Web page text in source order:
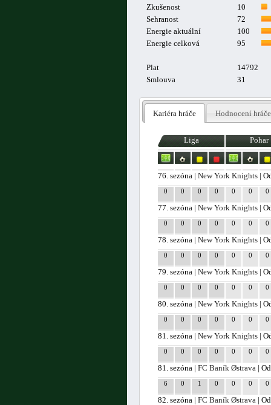
Zkušenost
10
Sehranost
72
Energie aktuální
100
Energie celková
95
Plat
14792
Smlouva
31
Kariéra hráče Hodnocení hráče
Liga Pohar
76. sezóna |New York Knights |
0 0 0 0 0 0 0
77. sezóna |New York Knights |
0 0 0 0 0 0 0
78. sezóna |New York Knights |
0 0 0 0 0 0 0
79. sezóna |New York Knights |
0 0 0 0 0 0 0
80. sezóna |New York Knights |
0 0 0 0 0 0 0
81. sezóna |New York Knights |
0 0 0 0 0 0 0
81. sezóna |FC Baník Østrava |
6 0 1 0 0 0 0
82. sezóna |FC Baník Østrava |